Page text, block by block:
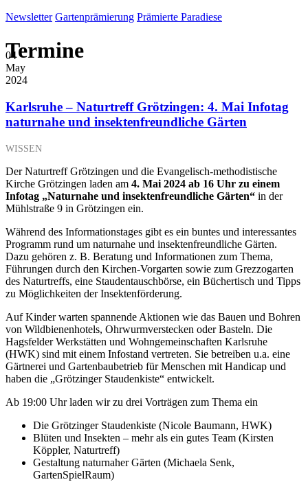
Newsletter Gartenprämierung Prämierte Paradiese
Termine
04
May
2024
Karlsruhe – Naturtreff Grötzingen: 4. Mai Infotag
naturnahe und insektenfreundliche Gärten
WISSEN
Der Naturtreff Grötzingen und die Evangelisch-methodistische
Kirche Grötzingen laden am 4. Mai 2024 ab 16 Uhr zu einem
Infotag „Naturnahe und insektenfreundliche Gärten“ in der
Mühlstraße 9 in Grötzingen ein.
Während des Informationstages gibt es ein buntes und interessantes
Programm rund um naturnahe und insektenfreundliche Gärten.
Dazu gehören z. B. Beratung und Informationen zum Thema,
Führungen durch den Kirchen-Vorgarten sowie zum Grezzogarten
des Naturtreffs, eine Staudentauschbörse, ein Büchertisch und Tipps
zu Möglichkeiten der Insektenförderung.
Auf Kinder warten spannende Aktionen wie das Bauen und Bohren
von Wildbienenhotels, Ohrwurmverstecken oder Basteln. Die
Hagsfelder Werkstätten und Wohngemeinschaften Karlsruhe
(HWK) sind mit einem Infostand vertreten. Sie betreiben u.a. eine
Gärtnerei und Gartenbaubetrieb für Menschen mit Handicap und
haben die „Grötzinger Staudenkiste“ entwickelt.
Ab 19:00 Uhr laden wir zu drei Vorträgen zum Thema ein
Die Grötzinger Staudenkiste (Nicole Baumann, HWK)
Blüten und Insekten – mehr als ein gutes Team (Kirsten
Köppler, Naturtreff)
Gestaltung naturnaher Gärten (Michaela Senk,
GartenSpielRaum)